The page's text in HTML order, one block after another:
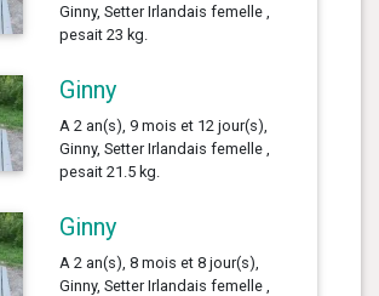
Ginny, Setter Irlandais femelle ,
pesait 23 kg.
Ginny
A 2 an(s), 9 mois et 12 jour(s),
Ginny, Setter Irlandais femelle ,
pesait 21.5 kg.
Ginny
A 2 an(s), 8 mois et 8 jour(s),
Ginny, Setter Irlandais femelle ,